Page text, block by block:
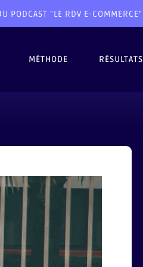
PODCAST "LE RDV E-COMMERCE"
MÉTHODE RÉSULTATS